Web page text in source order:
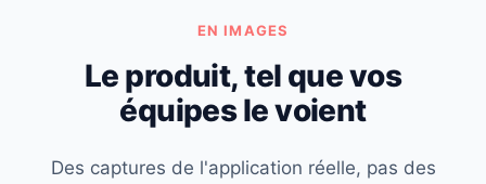
EN IMAGES
Le produit, tel que vos
équipes le voient
Des captures de l'application réelle, pas des